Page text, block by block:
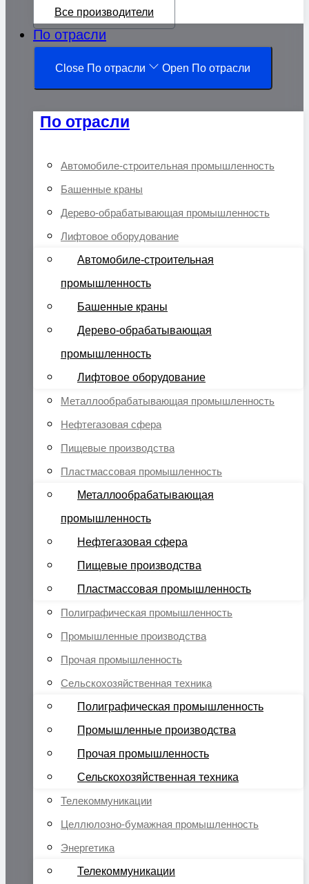
Все производители
По отрасли
Close По отрасли Open По отрасли
По отрасли
Автомобиле-строительная промышленность
Башенные краны
Дерево-обрабатывающая промышленность
Лифтовое оборудование
Автомобиле-строительная
промышленность
Башенные краны
Дерево-обрабатывающая
промышленность
Лифтовое оборудование
Металлообрабатывающая промышленность
Нефтегазовая сфера
Пищевые производства
Пластмассовая промышленность
Металлообрабатывающая
промышленность
Нефтегазовая сфера
Пищевые производства
Пластмассовая промышленность
Полиграфическая промышленность
Промышленные производства
Прочая промышленность
Сельскохозяйственная техника
Полиграфическая промышленность
Промышленные производства
Прочая промышленность
Сельскохозяйственная техника
Телекоммуникации
Целлюлозно-бумажная промышленность
Энергетика
Телекоммуникации